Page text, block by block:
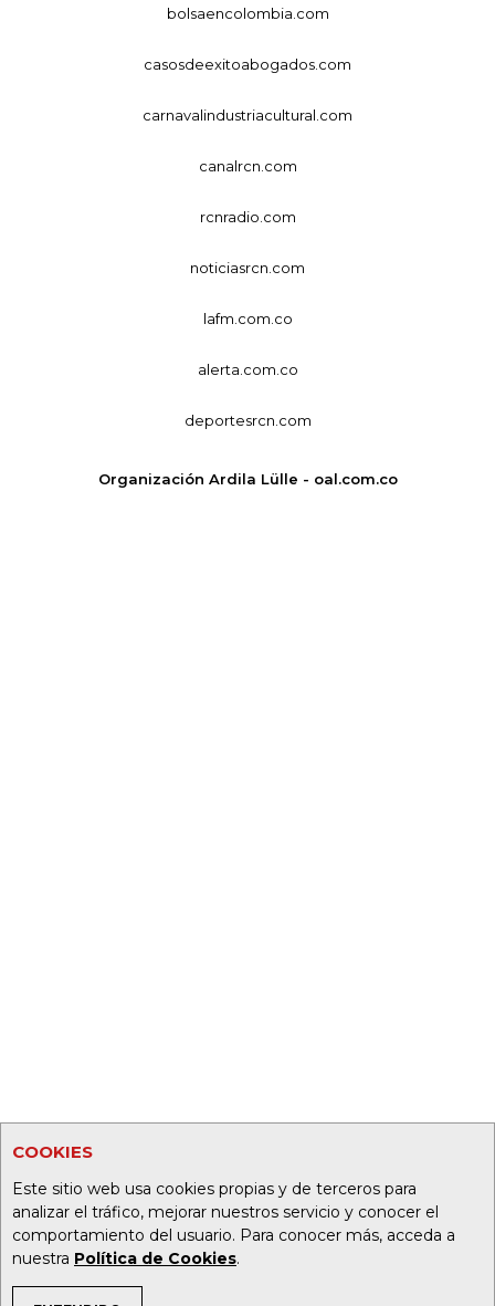
COOKIES
Este sitio web usa cookies propias y de terceros para
analizar el tráfico, mejorar nuestros servicio y conocer el
comportamiento del usuario. Para conocer más, acceda a
nuestra Política de Cookies.
bolsaencolombia.com
casosdeexitoabogados.com
carnavalindustriacultural.com
canalrcn.com
rcnradio.com
noticiasrcn.com
lafm.com.co
alerta.com.co
deportesrcn.com
Organización Ardila Lülle - oal.com.co